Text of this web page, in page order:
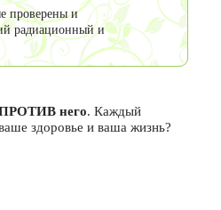
Девясил корни, 50
гр
проверены и
радиационный и
ПРОТИВ него. Каждый
здоровье и ваша жизнь?